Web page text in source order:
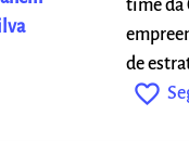
time da
de
favorite_outline